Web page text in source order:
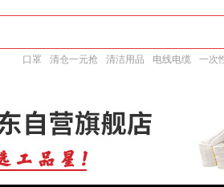
口罩 清仓一元抢 清洁用品 电线电缆 一次